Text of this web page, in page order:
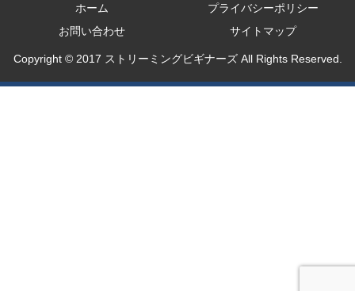
ホーム
プライバシーポリシー
お問い合わせ
サイトマップ
Copyright © 2017 ストリーミングビギナーズ All Rights Reserved.